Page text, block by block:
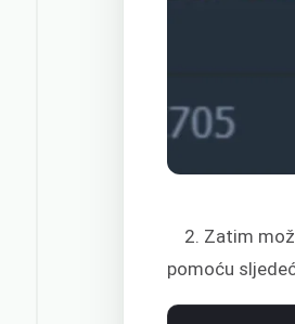
2. Zatim
pomoću